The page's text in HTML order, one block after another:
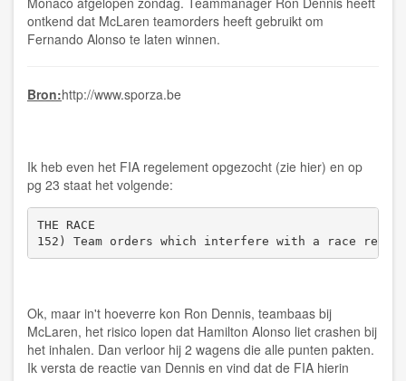
ontkend dat McLaren teamorders heeft gebruikt om
Fernando Alonso te laten winnen.
Bron:http://www.sporza.be
Ik heb even het FIA regelement opgezocht (zie hier) en op
pg 23 staat het volgende:
THE RACE
152) Team orders which interfere with a race
Ok, maar in't hoeverre kon Ron Dennis, teambaas bij
McLaren, het risico lopen dat Hamilton Alonso liet crashen bij
het inhalen. Dan verloor hij 2 wagens die alle punten pakten.
Ik versta de reactie van Dennis en vind dat de FIA hierin